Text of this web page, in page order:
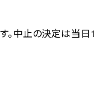
。中止の決定は当